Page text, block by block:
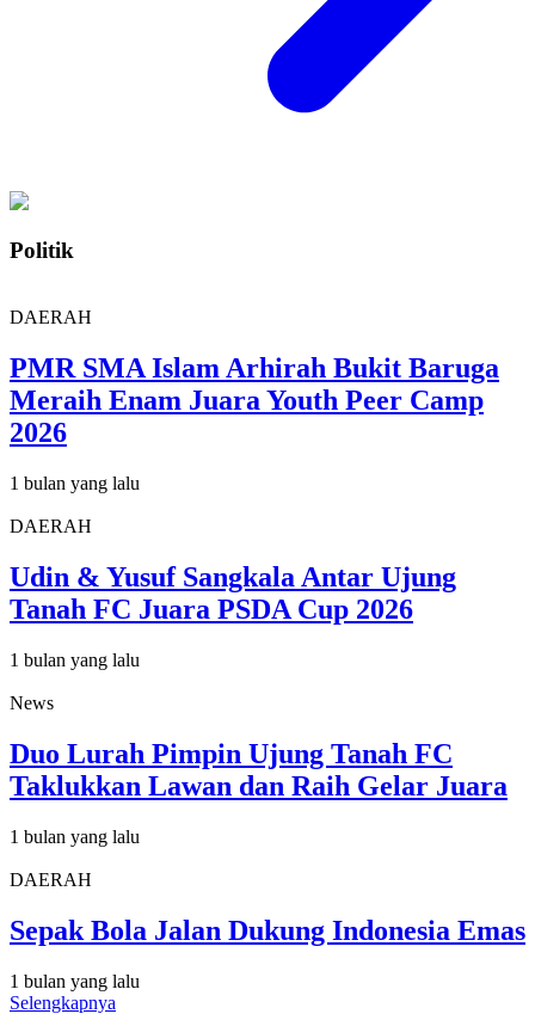
Politik
DAERAH
PMR SMA Islam Arhirah Bukit Baruga
Meraih Enam Juara Youth Peer Camp
2026
1 bulan yang lalu
DAERAH
Udin & Yusuf Sangkala Antar Ujung
Tanah FC Juara PSDA Cup 2026
1 bulan yang lalu
News
Duo Lurah Pimpin Ujung Tanah FC
Taklukkan Lawan dan Raih Gelar Juara
1 bulan yang lalu
DAERAH
Sepak Bola Jalan Dukung Indonesia Emas
1 bulan yang lalu
Selengkapnya